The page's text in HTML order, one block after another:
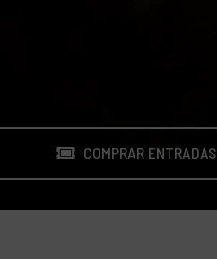
COMPRAR ENTRADAS